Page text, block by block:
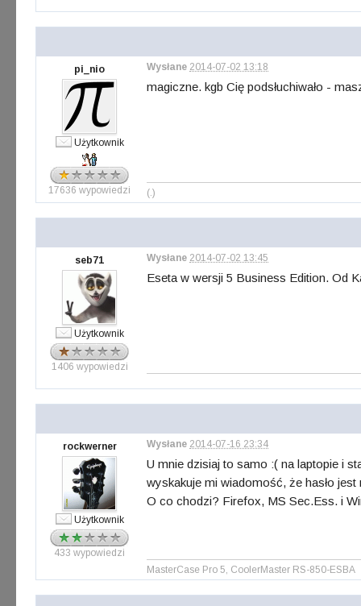
pi_nio
Użytkownik
17636 wypowiedzi
Wysłane 2014-07-02 13:18
magiczne. kgb Cię podsłuchiwało -
(.)
seb71
Użytkownik
1406 wypowiedzi
Wysłane 2014-07-02 13:45
Eseta w wersji 5 Business Edition. Od
rockwerner
Użytkownik
433 wypowiedzi
Wysłane 2014-07-16 23:34
U mnie dzisiaj to samo :( na laptopie i
wyskakuje mi wiadomość, że hasło jest
O co chodzi? Firefox, MS Sec.Ess. i
MasterCase Pro 5, CoolerMaster RS-850-ESBA